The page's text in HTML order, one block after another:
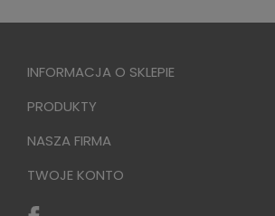
INFORMACJA O SKLEPIE
PRODUKTY
NASZA FIRMA
TWOJE KONTO